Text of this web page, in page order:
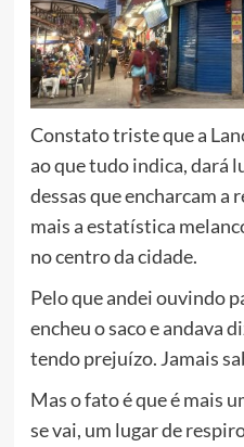
Constato triste que a
ao que tudo indica, dará
dessas que encharcam a
mais a estatística
no centro da cidade.
Pelo que andei ouvindo
encheu o saco e andava
tendo prejuízo. Jamais
Mas o fato é que é mais
se vai, um lugar de